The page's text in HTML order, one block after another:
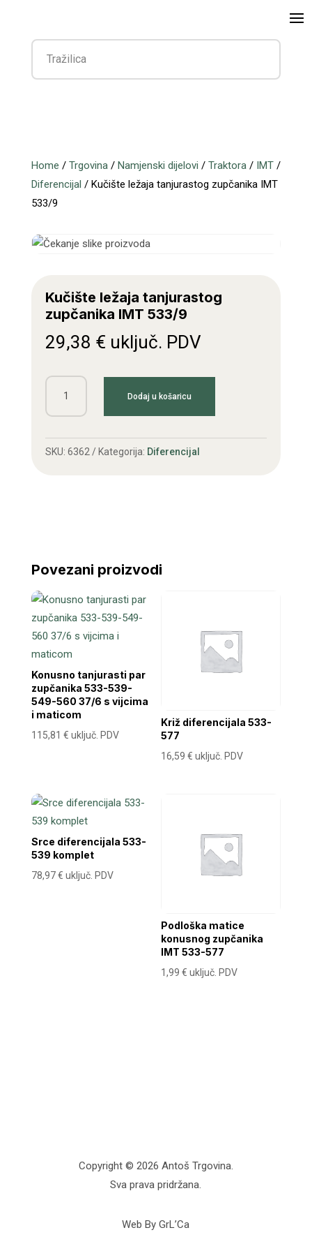
Home / Trgovina/ Namjenski dijelovi / Traktora/ IMT/
Diferencijal / Kučište ležaja tanjurastog zupčanika IMT
533/9
Kučište ležaja tanjurastog
zupčanika IMT 533/9
29,38 € uključ. PDV
Kučište
ležaja
zupčanika
IMT
Dodaj u košaricu
SKU: 6362 Kategorija: Diferencijal
Povezani proizvodi
Konusno tanjurasti par
zupčanika 533-539-
549-560 37/6 s vijcima
i maticom
115,81 € uključ. PDV
Križ diferencijala 533-
577
16,59€ uključ. PDV
Srce diferencijala 533-
539 komplet
78,97€ uključ. PDV
Podloška matice
konusnog zupčanika
IMT 533-577
1,99€ uključ. PDV
Copyright © 2026 Antoš Trgovina.
Sva prava pridržana.
Web By GrL’Ca